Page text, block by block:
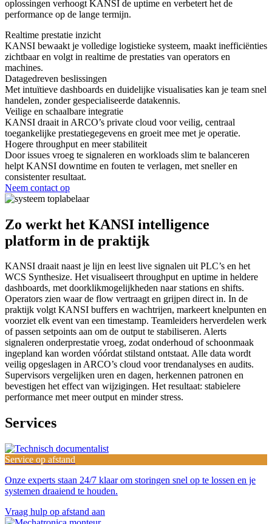
oplossingen verhoogt KANSI de uptime en verbetert het de
performance op de lange termijn.
Realtime prestatie inzicht
KANSI bewaakt je volledige logistieke systeem, maakt inefficiënties
zichtbaar en volgt in realtime de prestaties van operators en
machines.
Datagedreven beslissingen
Met intuïtieve dashboards en duidelijke visualisaties kan je team snel
handelen, zonder gespecialiseerde datakennis.
Veilige en schaalbare integratie
KANSI draait in ARCO’s private cloud voor veilig, centraal
toegankelijke prestatiegegevens en groeit mee met je operatie.
Hogere throughput en meer stabiliteit
Door issues vroeg te signaleren en workloads slim te balanceren
helpt KANSI downtime en fouten te verlagen, met sneller en
consistenter resultaat.
Neem contact op
Zo werkt het KANSI intelligence
platform in de praktijk
KANSI draait naast je lijn en leest live signalen uit PLC’s en het
WCS Synthesize. Het visualiseert throughput en uptime in heldere
dashboards, met doorklikmogelijkheden naar stations en shifts.
Operators zien waar de flow vertraagt en grijpen direct in. In de
praktijk volgt KANSI buffers en wachtrijen, markeert knelpunten en
voorziet elk event van een timestamp. Teamleiders herverdelen werk
of passen setpoints aan om de output te stabiliseren. Alerts
signaleren onderprestatie vroeg, zodat onderhoud of schoonmaak
ingepland kan worden vóórdat stilstand ontstaat. Alle data wordt
veilig opgeslagen in ARCO’s cloud voor trendanalyses en audits.
Supervisors vergelijken uren en dagen, herkennen patronen en
bevestigen het effect van wijzigingen. Het resultaat: stabielere
performance met meer output en minder stress.
Services
Service op afstand
Onze experts staan 24/7 klaar om storingen snel op te lossen en je
systemen draaiend te houden.
Vraag hulp op afstand aan